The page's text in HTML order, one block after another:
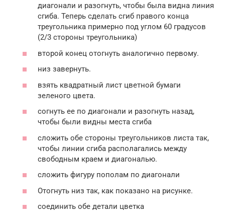
диагонали и разогнуть, чтобы была видна линия
сгиба. Теперь сделать сгиб правого конца
треугольника примерно под углом 60 градусов
(2/3 стороны треугольника)
второй конец отогнуть аналогично первому.
низ завернуть.
взять квадратный лист цветной бумаги
зеленого цвета.
согнуть ее по диагонали и разогнуть назад,
чтобы были видны места сгиба
сложить обе стороны треугольников листа так,
чтобы линии сгиба располагались между
свободным краем и диагональю.
сложить фигуру пополам по диагонали
Отогнуть низ так, как показано на рисунке.
соединить обе детали цветка